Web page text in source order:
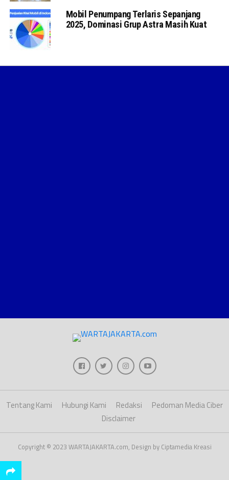
Mobil Penumpang Terlaris Sepanjang
2025, Dominasi Grup Astra Masih Kuat
Tentang Kami Hubungi Kami Redaksi
Pedoman Media Ciber
Disclaimer
Copyright © 2023 WARTAJAKARTA.com, Design by Ciptamedia Kreasi